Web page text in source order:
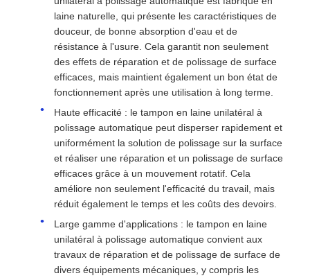
laine naturelle, qui présente les caractéristiques de
douceur, de bonne absorption d'eau et de
résistance à l'usure. Cela garantit non seulement
des effets de réparation et de polissage de surface
efficaces, mais maintient également un bon état de
fonctionnement après une utilisation à long terme.
Haute efficacité : le tampon en laine unilatéral à
polissage automatique peut disperser rapidement et
uniformément la solution de polissage sur la surface
et réaliser une réparation et un polissage de surface
efficaces grâce à un mouvement rotatif. Cela
améliore non seulement l'efficacité du travail, mais
réduit également le temps et les coûts des devoirs.
Large gamme d'applications : le tampon en laine
unilatéral à polissage automatique convient aux
travaux de réparation et de polissage de surface de
divers équipements mécaniques, y compris les